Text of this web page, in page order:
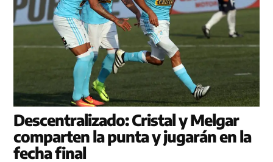
Descentralizado: Cristal y Melgar
comparten la punta y jugarán en la
fecha final